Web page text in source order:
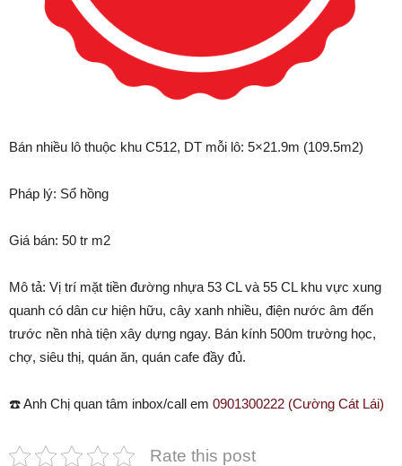
Bán nhiều lô thuộc khu C512, DT mỗi lô: 5×21.9m (109.5m2)
Pháp lý: Sổ hồng
Giá bán: 50 tr m2
Mô tả: Vị trí mặt tiền đường nhựa 53 CL và 55 CL khu vực xung
quanh có dân cư hiện hữu, cây xanh nhiều, điện nước âm đến
trước nền nhà tiện xây dựng ngay. Bán kính 500m trường học,
chợ, siêu thị, quán ăn, quán cafe đầy đủ.
☎️ Anh Chị quan tâm inbox/call em 0901300222 (Cường Cát Lái)
Rate this post